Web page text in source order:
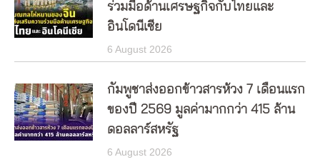
ร่วมมือด้านเศรษฐกิจกับไทยและ
อินโดนีเซีย
6 August 2026
กัมพูชาส่งออกข้าวสารห้วง 7 เดือนแรก
ของปี 2569 มูลค่ามากกว่า 415 ล้าน
ดอลลาร์สหรัฐ
6 August 2026